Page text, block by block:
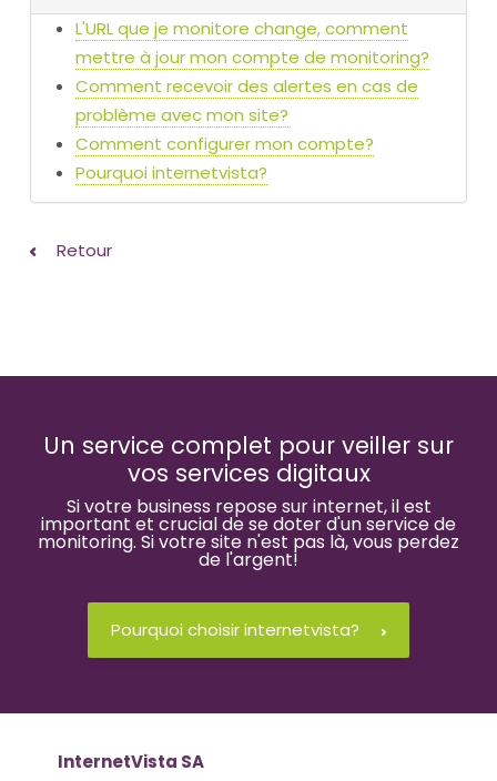
L'URL que je monitore change, comment
mettre à jour mon compte de monitoring?
Comment recevoir des alertes en cas de
problème avec mon site?
Comment configurer mon compte?
Pourquoi internetvista?
Retour
Un service complet pour veiller sur
vos services digitaux
Si votre business repose sur internet, il est
important et crucial de se doter d'un service de
monitoring. Si votre site n'est pas là, vous perdez
de l'argent!
Pourquoi choisir internetvista?
InternetVista SA